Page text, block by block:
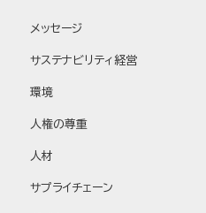
メッセージ
サステナビリティ経営
環境
人権の尊重
人材
サプライチェーン